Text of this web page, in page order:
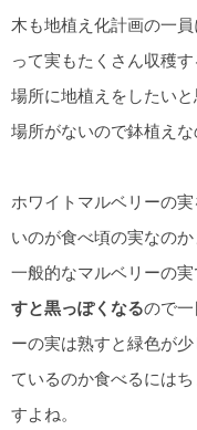
木も地植え化計画の一
って実もたくさん収穫
場所に地植えをしたい
場所がないので鉢植え
ホワイトマルベリーの
いのが食べ頃の実なの
一般的なマルベリーの実
すと黒っぽくなるので一
ーの実は熟すと緑色が
ているのか食べるには
すよね。